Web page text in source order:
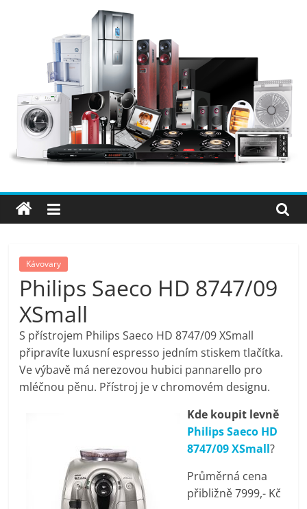
Elektro
OK
–
nejlepší
elektronika
porovnání,
pračky,
televize,
mobilní
telefony,
Kávovary
Philips Saeco HD 8747/09
XSmall
S přístrojem Philips Saeco HD 8747/09 XSmall
připravíte luxusní espresso jedním stiskem tlačítka.
Ve výbavě má nerezovou hubici pannarello pro
mléčnou pěnu. Přístroj je v chromovém designu.
Kde koupit levně
Philips Saeco HD
8747/09 XSmall?
Průměrná cena
přibližně 7999,- Kč